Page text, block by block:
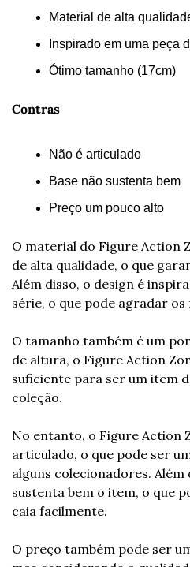
Material de alta
Inspirado em uma peça
Ótimo tamanho (17cm)
Contras
Não é articulado
Base não sustenta bem
Preço um pouco alto
O material do Figure Action
de alta qualidade, o que
Além disso, o design é
série, o que pode agradar os
O tamanho também é um
de altura, o Figure Action
suficiente para ser um item
coleção.
No entanto, o Figure Action
articulado, o que pode ser
alguns colecionadores. Além
sustenta bem o item, o que
caia facilmente.
O preço também pode ser